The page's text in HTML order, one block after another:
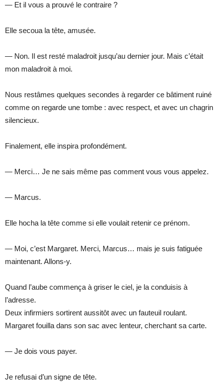
— Et il vous a prouvé le contraire ?
Elle secoua la tête, amusée.
— Non. Il est resté maladroit jusqu’au dernier jour. Mais c’était
mon maladroit à moi.
Nous restâmes quelques secondes à regarder ce bâtiment ruiné
comme on regarde une tombe : avec respect, et avec un chagrin
silencieux.
Finalement, elle inspira profondément.
— Merci… Je ne sais même pas comment vous vous appelez.
— Marcus.
Elle hocha la tête comme si elle voulait retenir ce prénom.
— Moi, c’est Margaret. Merci, Marcus… mais je suis fatiguée
maintenant. Allons-y.
Quand l’aube commença à griser le ciel, je la conduisis à
l’adresse.
Deux infirmiers sortirent aussitôt avec un fauteuil roulant.
Margaret fouilla dans son sac avec lenteur, cherchant sa carte.
— Je dois vous payer.
Je refusai d’un signe de tête.